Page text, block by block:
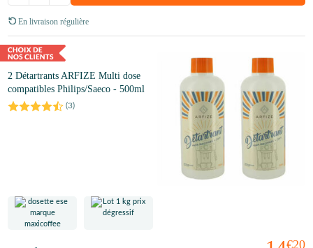
En livraison régulière
2 Détartrants ARFIZE Multi dose
compatibles Philips/Saeco - 500ml
(3)
€20